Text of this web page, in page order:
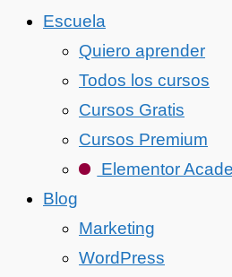
Escuela
Quiero aprender
Todos los cursos
Cursos Gratis
Cursos Premium
Elementor
Blog
Marketing
WordPress